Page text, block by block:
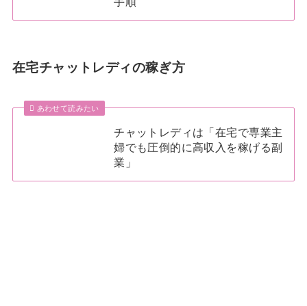
在宅チャットレディの稼ぎ方
あわせて読みたい
チャットレディは「在宅で専業主
婦でも圧倒的に高収入を稼げる副
業」